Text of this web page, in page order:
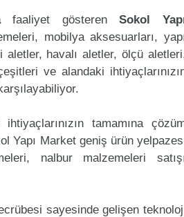
faaliyet gösterenSokol
mobilya aksesuarları,
aletler, havalı aletler, ölçü
ve alandaki
ihtiyaçlarınızın tamamına
Yapı Market geniş ürün
nalbur malzemeleri
sayesinde gelişen